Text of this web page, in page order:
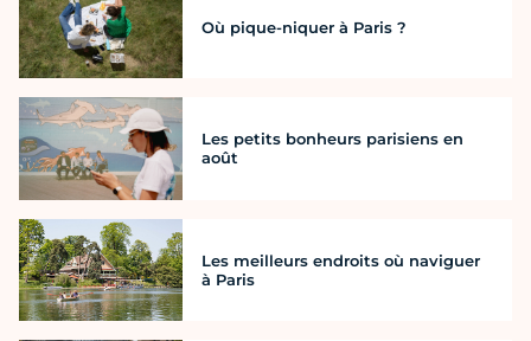
Où pique-niquer à Paris ?
Les petits bonheurs parisiens en
août
Les meilleurs endroits où naviguer
à Paris